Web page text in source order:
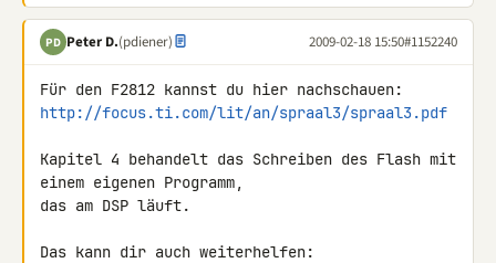
PD Peter D.(pdiener) 2009-02-18 15:50#1152240
http://focus.ti.com/lit/an/spraal3/spraal3.pdf
Kapitel 4 behandelt das Schreiben des Flash mit
einem eigenen Programm,
das am DSP läuft.
Das kann dir auch weiterhelfen: